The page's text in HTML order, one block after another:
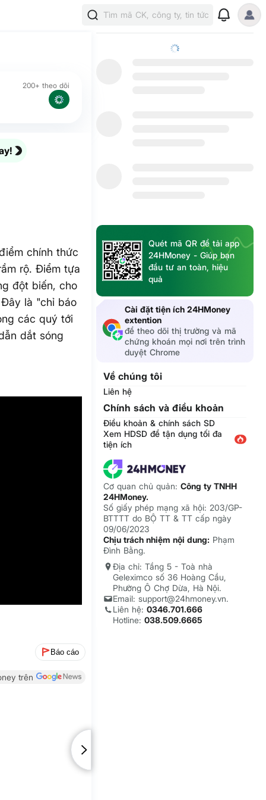
Tìm mã CK, công ty, tin tức
200+ theo dõi
chính thức
rộ. Điểm tựa
đột biến, cho
là "chỉ báo
các quý tới
dắt sóng
Báo cáo
trên
Quét mã QR để tải app
24HMoney - Giúp bạn
đầu tư an toàn, hiệu
quả
Cài đặt tiện ích 24HMoney
extention
để theo dõi thị trường và mã
chứng khoán mọi nơi trên trình
duyệt Chrome
Về chúng tôi
Liên hệ
Chính sách và điều khoản
Điều khoản & chính sách SD
Xem HDSD để tận dụng tối đa
tiện ích
Cơ quan chủ quản:Công ty TNHH
24HMoney.
Số giấy phép mạng xã hội: 203/GP-
BTTTT do BỘ TT & TT cấp ngày
09/06/2023
Chịu trách nhiệm nội dung: Phạm
Đình Bằng.
Địa chỉ: Tầng 5 - Toà nhà
Geleximco số 36 Hoàng Cầu,
Phường Ô Chợ Dừa, Hà Nội.
Email: support@24hmoney.vn.
Liên hệ:0346.701.666
Hotline:038.509.6665